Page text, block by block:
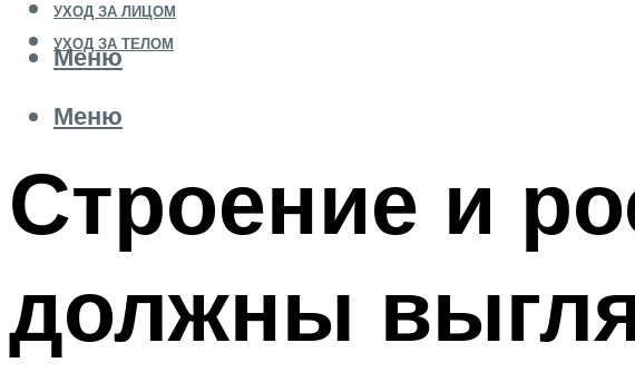
УХОД ЗА ЛИЦОМ
УХОД ЗА ТЕЛОМ
Меню
Меню
Строение и
должны